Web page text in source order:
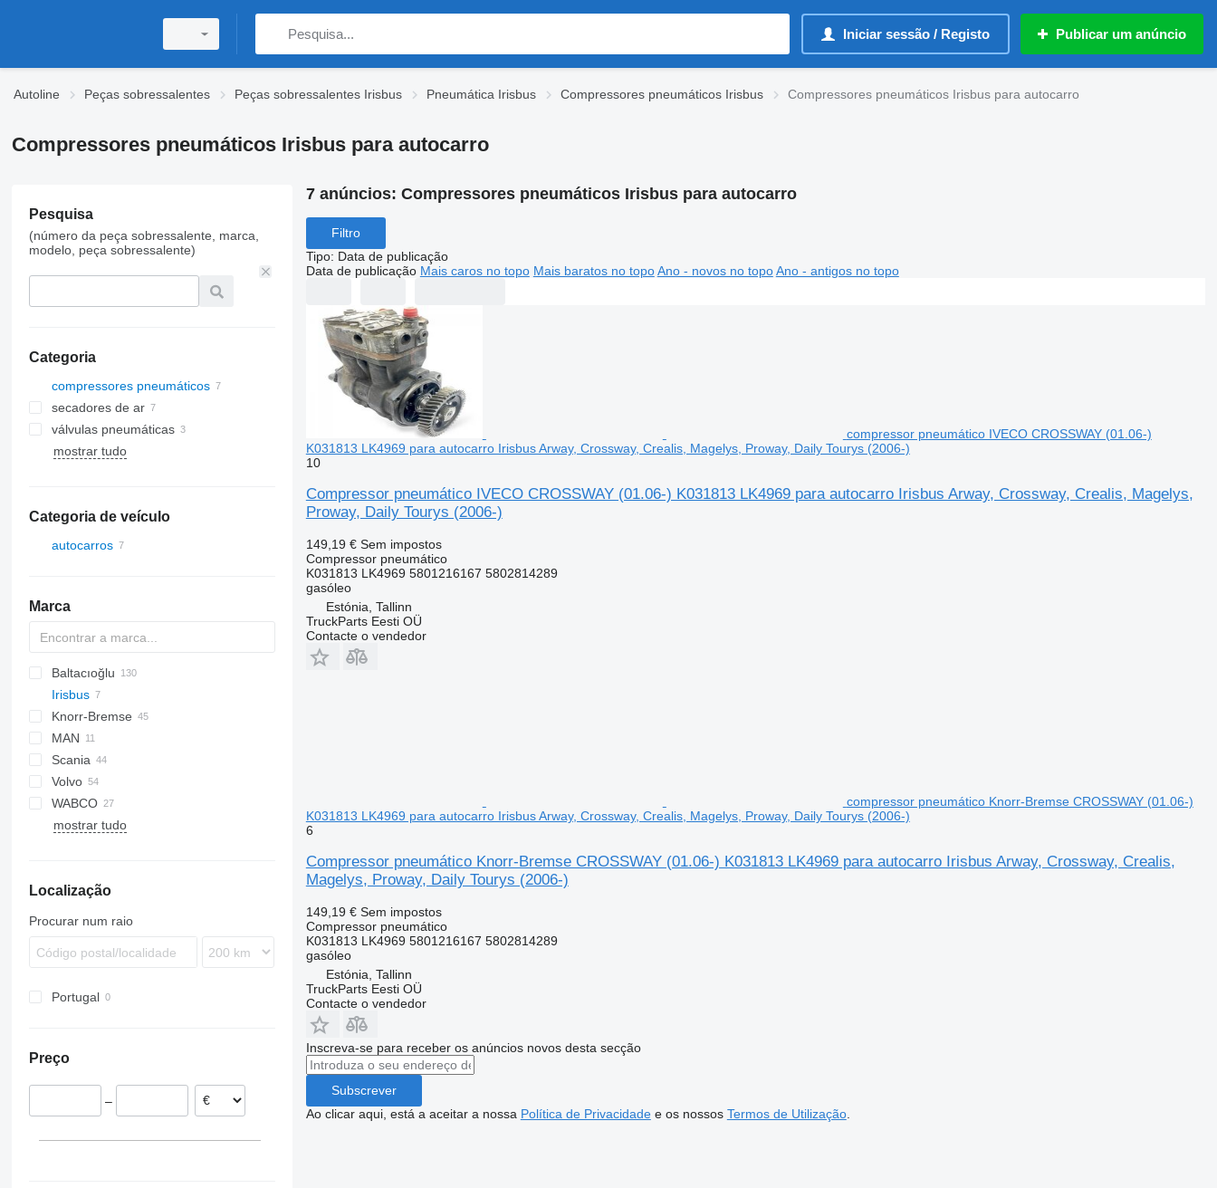
Iniciar sessão / Registo Publicar um anúncio
Autoline Peças sobressalentes Peças sobressalentes Irisbus Pneumática Irisbus Compressores pneumáticos Irisbus Compressores pneumáticos Irisbus para autocarro
Compressores pneumáticos Irisbus para autocarro
Pesquisa
(número da peça sobressalente, marca,
modelo, peça sobressalente)
Categoria
compressores pneumáticos
secadores de ar
válvulas pneumáticas
mostrar tudo
Categoria de veículo
autocarros
Marca
Baltacıoğlu
SB
Crossway
Eurorider
Irisbus
Axer
Citelis
Crossway
Daily
Domino
Evadys
Proway
Knorr-Bremse
MAN
A-series
Lion's series
Axor
Citaro
Conecto
Econic
Tourino
Zetros
Scania
T-series
Volvo
7700
9900
WABCO
mostrar tudo
Localização
Procurar num raio
Portugal
Preço
–
7 anúncios: Compressores pneumáticos Irisbus para autocarro
Filtro
Tipo: Data de publicação
Data de publicação Mais caros no topo Mais baratos no topo Ano - novos no topo Ano - antigos no topo
compressor pneumático IVECO CROSSWAY (01.06-)
K031813 LK4969 para autocarro Irisbus Arway, Crossway, Crealis, Magelys, Proway, Daily Tourys (2006-)
10
Compressor pneumático IVECO CROSSWAY (01.06-) K031813 LK4969 para autocarro Irisbus Arway, Crossway, Crealis, Magelys,
Proway, Daily Tourys (2006-)
149,19 € Sem impostos
Compressor pneumático
K031813 LK4969 5801216167 5802814289
gasóleo
Estónia, Tallinn
TruckParts Eesti OÜ
Contacte o vendedor
compressor pneumático Knorr-Bremse CROSSWAY (01.06-)
K031813 LK4969 para autocarro Irisbus Arway, Crossway, Crealis, Magelys, Proway, Daily Tourys (2006-)
6
Compressor pneumático Knorr-Bremse CROSSWAY (01.06-) K031813 LK4969 para autocarro Irisbus Arway, Crossway, Crealis,
Magelys, Proway, Daily Tourys (2006-)
149,19 € Sem impostos
Compressor pneumático
K031813 LK4969 5801216167 5802814289
gasóleo
Estónia, Tallinn
TruckParts Eesti OÜ
Contacte o vendedor
Inscreva-se para receber os anúncios novos desta secção
Subscrever
Ao clicar aqui, está a aceitar a nossa Política de Privacidadee os nossos Termos de Utilização.